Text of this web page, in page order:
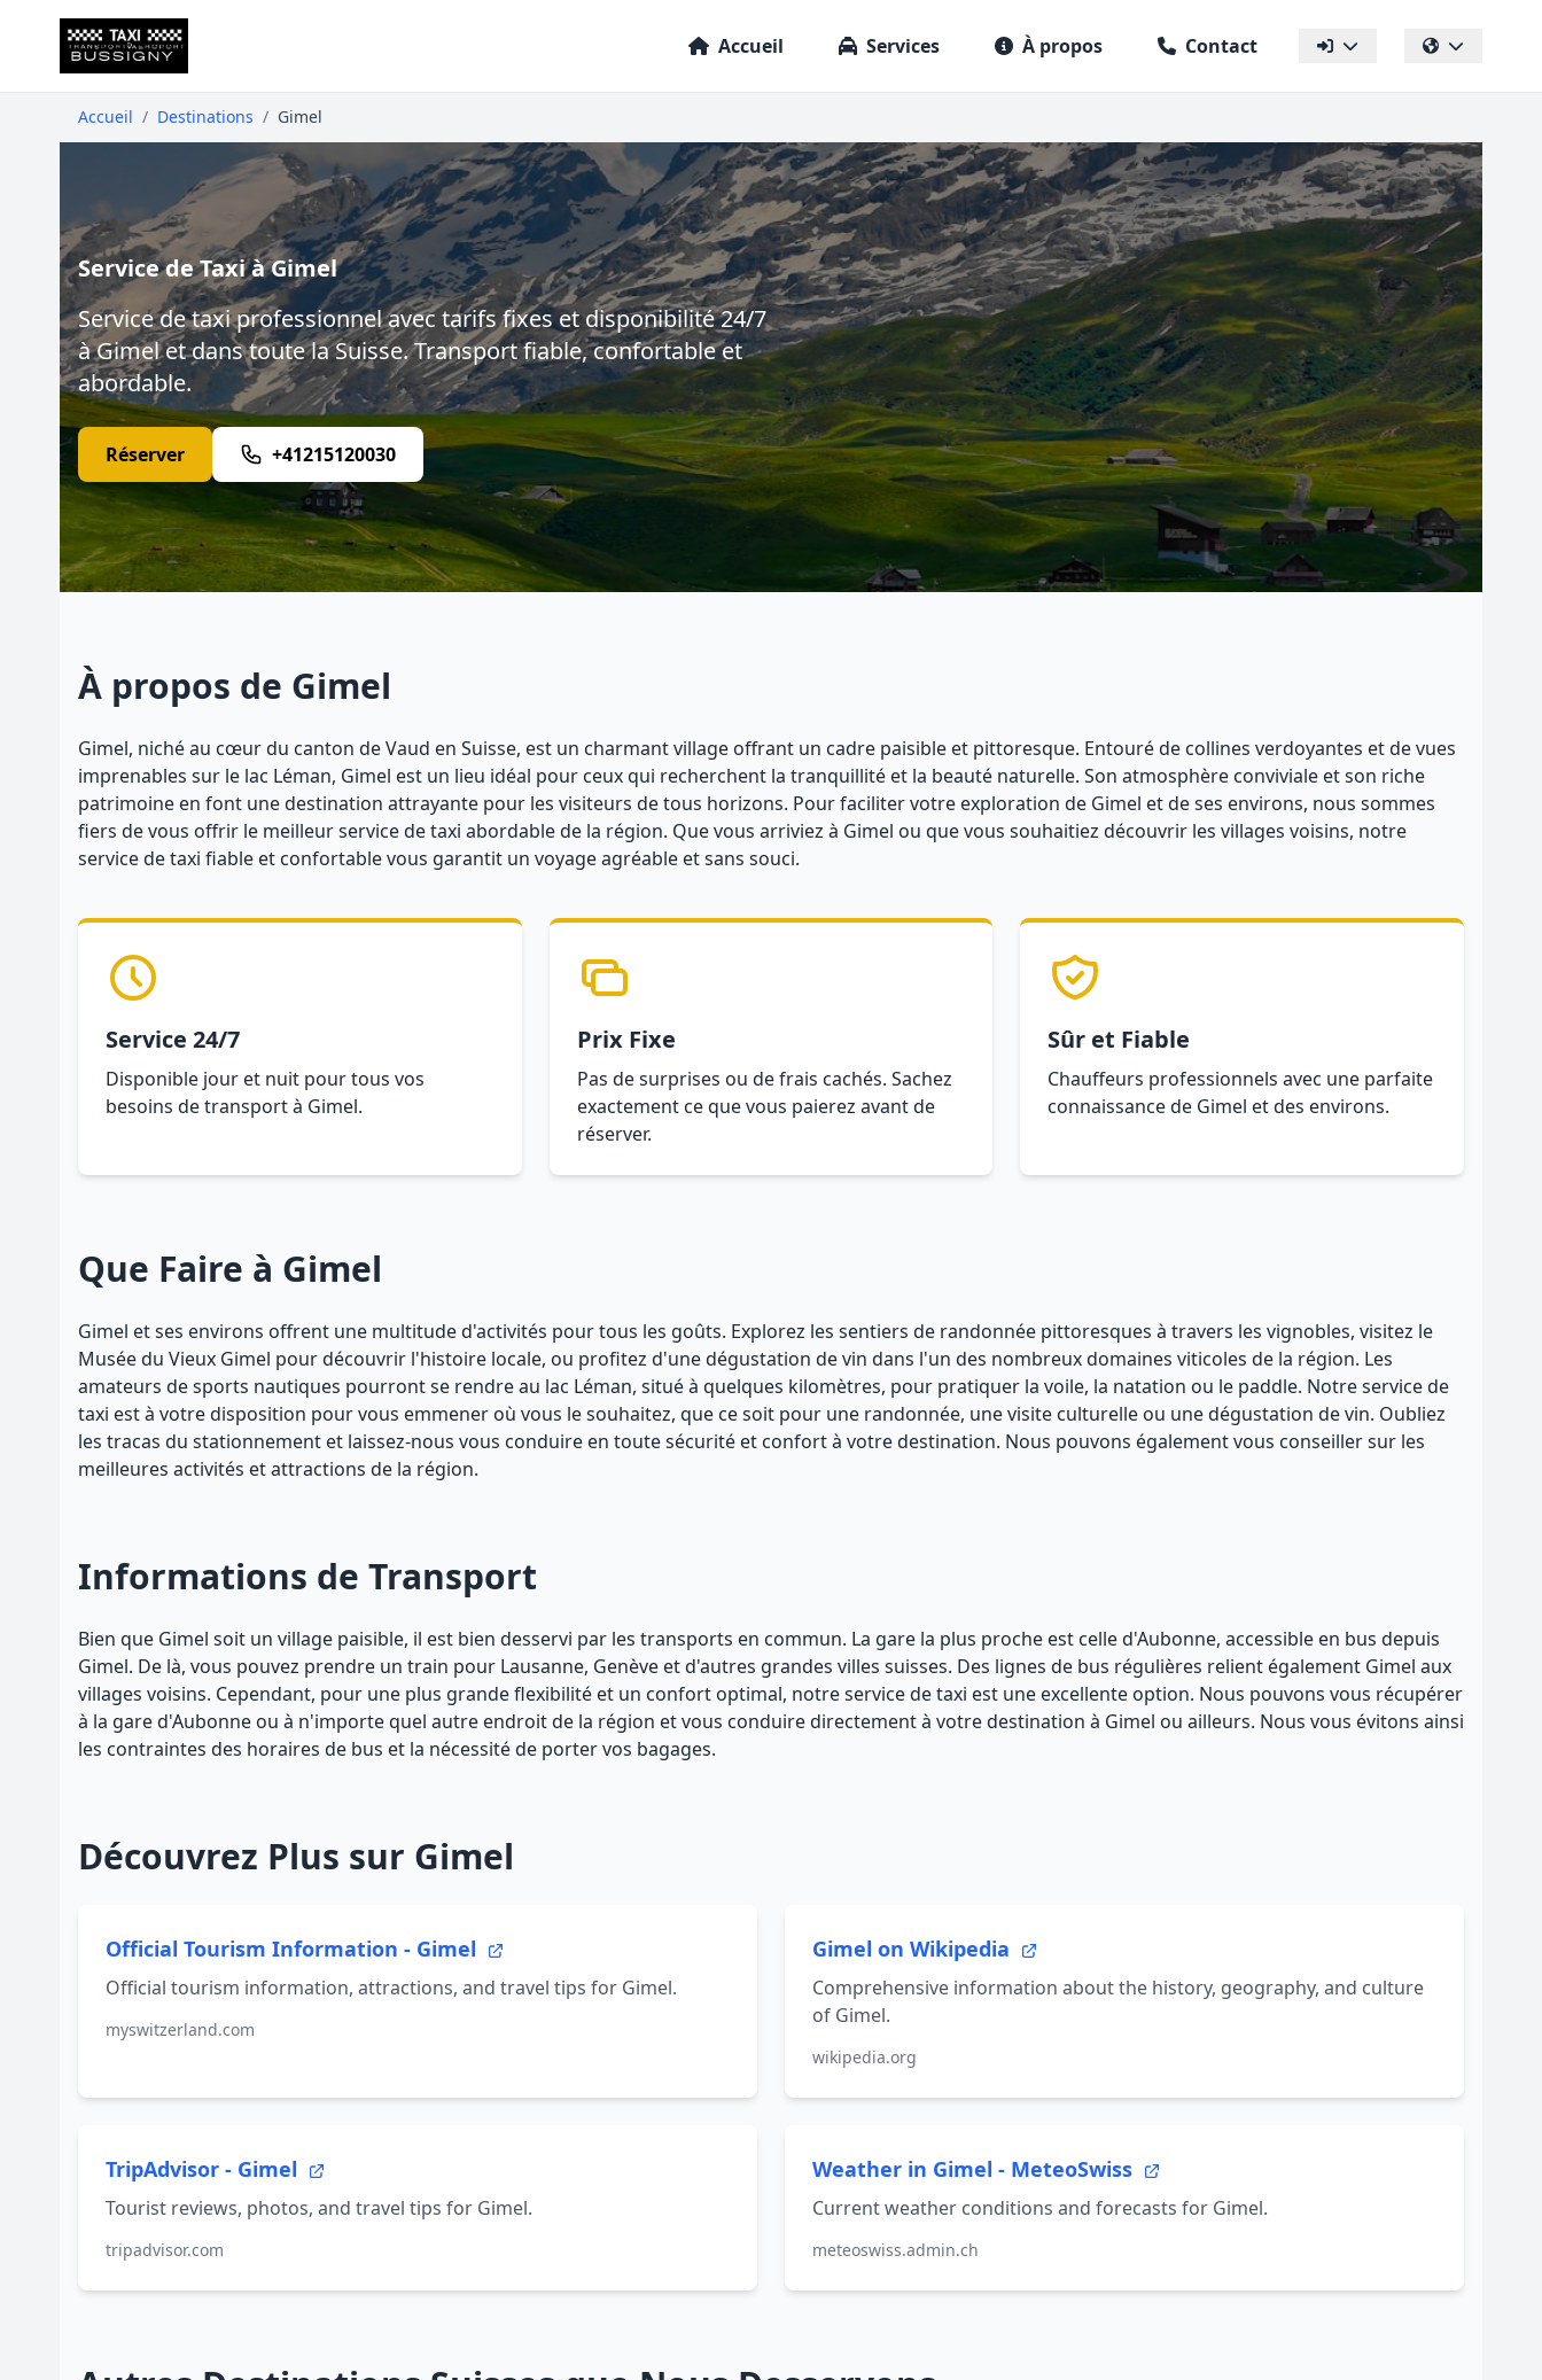
Accueil Services À propos Contact
Accueil / Destinations / Gimel
Service de Taxi à Gimel
Service de taxi professionnel avec tarifs fixes et disponibilité 24/7
à Gimel et dans toute la Suisse. Transport fiable, confortable et
abordable.
Réserver +41215120030
À propos de Gimel
Gimel, niché au cœur du canton de Vaud en Suisse, est un charmant village offrant un cadre paisible et pittoresque. Entouré de collines verdoyantes et de vues
imprenables sur le lac Léman, Gimel est un lieu idéal pour ceux qui recherchent la tranquillité et la beauté naturelle. Son atmosphère conviviale et son riche
patrimoine en font une destination attrayante pour les visiteurs de tous horizons. Pour faciliter votre exploration de Gimel et de ses environs, nous sommes
fiers de vous offrir le meilleur service de taxi abordable de la région. Que vous arriviez à Gimel ou que vous souhaitiez découvrir les villages voisins, notre
service de taxi fiable et confortable vous garantit un voyage agréable et sans souci.
Service 24/7
Disponible jour et nuit pour tous vos
besoins de transport à Gimel.
Prix Fixe
Pas de surprises ou de frais cachés. Sachez
exactement ce que vous paierez avant de
réserver.
Sûr et Fiable
Chauffeurs professionnels avec une parfaite
connaissance de Gimel et des environs.
Que Faire à Gimel
Gimel et ses environs offrent une multitude d'activités pour tous les goûts. Explorez les sentiers de randonnée pittoresques à travers les vignobles, visitez le
Musée du Vieux Gimel pour découvrir l'histoire locale, ou profitez d'une dégustation de vin dans l'un des nombreux domaines viticoles de la région. Les
amateurs de sports nautiques pourront se rendre au lac Léman, situé à quelques kilomètres, pour pratiquer la voile, la natation ou le paddle. Notre service de
taxi est à votre disposition pour vous emmener où vous le souhaitez, que ce soit pour une randonnée, une visite culturelle ou une dégustation de vin. Oubliez
les tracas du stationnement et laissez-nous vous conduire en toute sécurité et confort à votre destination. Nous pouvons également vous conseiller sur les
meilleures activités et attractions de la région.
Informations de Transport
Bien que Gimel soit un village paisible, il est bien desservi par les transports en commun. La gare la plus proche est celle d'Aubonne, accessible en bus depuis
Gimel. De là, vous pouvez prendre un train pour Lausanne, Genève et d'autres grandes villes suisses. Des lignes de bus régulières relient également Gimel aux
villages voisins. Cependant, pour une plus grande flexibilité et un confort optimal, notre service de taxi est une excellente option. Nous pouvons vous récupérer
à la gare d'Aubonne ou à n'importe quel autre endroit de la région et vous conduire directement à votre destination à Gimel ou ailleurs. Nous vous évitons ainsi
les contraintes des horaires de bus et la nécessité de porter vos bagages.
Découvrez Plus sur Gimel
Official Tourism Information - Gimel
Official tourism information, attractions, and travel tips for Gimel.
myswitzerland.com
Gimel on Wikipedia
Comprehensive information about the history, geography, and culture
of Gimel.
wikipedia.org
TripAdvisor - Gimel
Tourist reviews, photos, and travel tips for Gimel.
tripadvisor.com
Weather in Gimel - MeteoSwiss
Current weather conditions and forecasts for Gimel.
meteoswiss.admin.ch